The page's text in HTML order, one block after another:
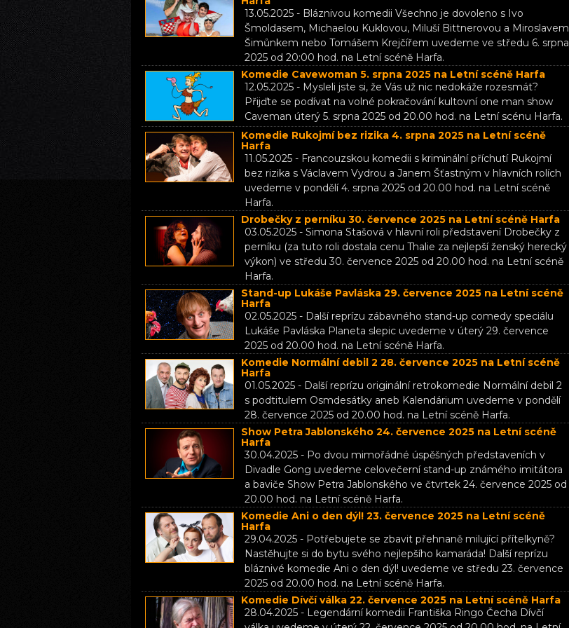
13.05.2025 - Bláznivou komedii Všechno je dovoleno s Ivo
Šmoldasem, Michaelou Kuklovou, Miluší Bittnerovou a Miroslavem
Šimůnkem nebo Tomášem Krejčířem uvedeme ve středu 6. srpna
2025 od 20:00 hod. na Letní scéně Harfa.
Komedie Cavewoman 5. srpna 2025 na Letní scéně Harfa
12.05.2025 - Mysleli jste si, že Vás už nic nedokáže rozesmát?
Přijďte se podívat na volné pokračování kultovní one man show
Caveman úterý 5. srpna 2025 od 20.00 hod. na Letní scénu Harfa.
Komedie Rukojmí bez rizika 4. srpna 2025 na Letní scéně
Harfa
11.05.2025 - Francouzskou komedii s kriminální příchutí Rukojmí
bez rizika s Václavem Vydrou a Janem Šťastným v hlavních rolích
uvedeme v pondělí 4. srpna 2025 od 20.00 hod. na Letní scéně
Harfa.
Drobečky z perníku 30. července 2025 na Letní scéně Harfa
03.05.2025 - Simona Stašová v hlavní roli představení Drobečky z
perníku (za tuto roli dostala cenu Thalie za nejlepší ženský herecký
výkon) ve středu 30. července 2025 od 20.00 hod. na Letní scéně
Harfa.
Stand-up Lukáše Pavláska 29. července 2025 na Letní scéně
Harfa
02.05.2025 - Další reprízu zábavného stand-up comedy speciálu
Lukáše Pavláska Planeta slepic uvedeme v úterý 29. července
2025 od 20.00 hod. na Letní scéně Harfa.
Komedie Normální debil 2 28. července 2025 na Letní scéně
Harfa
01.05.2025 - Další reprízu originální retrokomedie Normální debil 2
s podtitulem Osmdesátky aneb Kalendárium uvedeme v pondělí
28. července 2025 od 20.00 hod. na Letní scéně Harfa.
Show Petra Jablonského 24. července 2025 na Letní scéně
Harfa
30.04.2025 - Po dvou mimořádné úspěšných představeních v
Divadle Gong uvedeme celovečerní stand-up známého imitátora
a baviče Show Petra Jablonského ve čtvrtek 24. července 2025 od
20.00 hod. na Letní scéně Harfa.
Komedie Ani o den dýl! 23. července 2025 na Letní scéně
Harfa
29.04.2025 - Potřebujete se zbavit přehnaně milující přítelkyně?
Nastěhujte si do bytu svého nejlepšího kamaráda! Další reprízu
bláznivé komedie Ani o den dýl! uvedeme ve středu 23. července
2025 od 20.00 hod. na Letní scéně Harfa.
Komedie Dívčí válka 22. července 2025 na Letní scéně Harfa
28.04.2025 - Legendární komedii Františka Ringo Čecha Dívčí